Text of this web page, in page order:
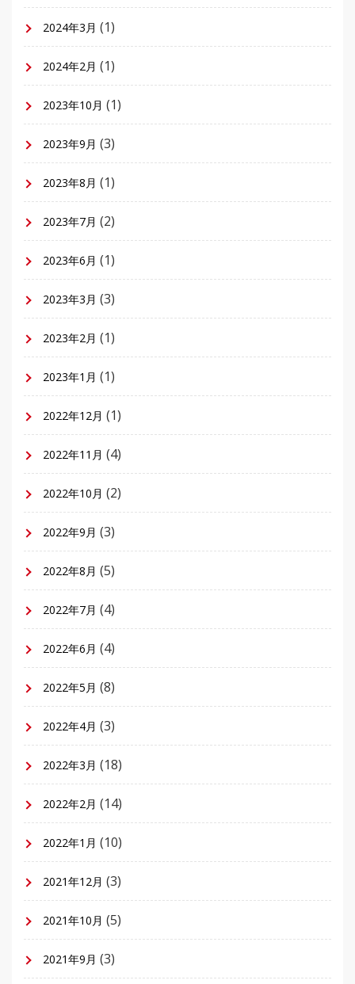
2024年3月 (1)
2024年2月 (1)
2023年10月 (1)
2023年9月 (3)
2023年8月 (1)
2023年7月 (2)
2023年6月 (1)
2023年3月 (3)
2023年2月 (1)
2023年1月 (1)
2022年12月 (1)
2022年11月 (4)
2022年10月 (2)
2022年9月 (3)
2022年8月 (5)
2022年7月 (4)
2022年6月 (4)
2022年5月 (8)
2022年4月 (3)
2022年3月 (18)
2022年2月 (14)
2022年1月 (10)
2021年12月 (3)
2021年10月 (5)
2021年9月 (3)